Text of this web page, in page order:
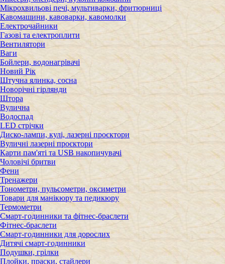
Мікрохвильові печі, мультиварки, фритюрниці
Кавомашини, кавоварки, кавомолки
Електрочайники
Газові та електроплити
Вентилятори
Ваги
Бойлери, водонагрівачі
Новий Рік
Штучна ялинка, сосна
Новорічні гірлянди
Штора
Вулична
Водоспад
LED стрічки
Диско-лампи, кулі, лазерні проєктори
Вуличні лазерні проєктори
Карти пам'яті та USB накопичувачі
Чоловічі бритви
Фени
Тренажери
Тонометри, пульсометри, оксиметри
Товари для манікюру та педикюру
Термометри
Смарт-годинники та фітнес-браслети
Фітнес-браслети
Смарт-годинники для дорослих
Дитячі смарт-годинники
Подушки, грілки
Плойки, праски, стайлери